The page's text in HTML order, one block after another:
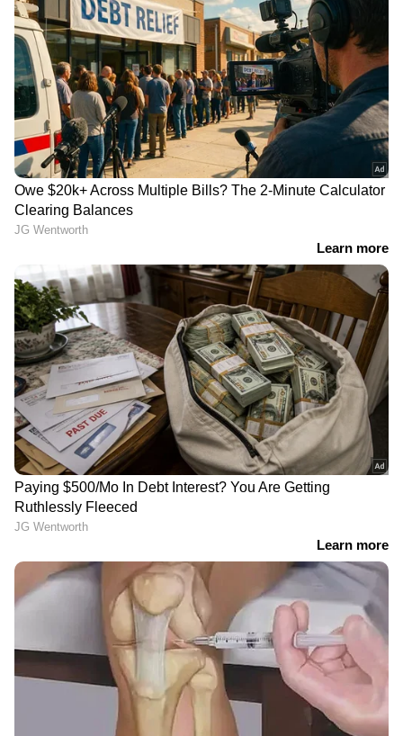
LATEST VIDEOS
കുടുംബത്തിന്റെ മൊഴി
വീണ്ടുമെടുക്കും
കനത്ത മഴയിൽ തൃശൂരും വീണു;
ജാഗ്രത നിർദേശം, വിദ്യാഭ്യാസ
സ്ഥാപനങ്ങൾക്ക് ഇന്ന് അവധി